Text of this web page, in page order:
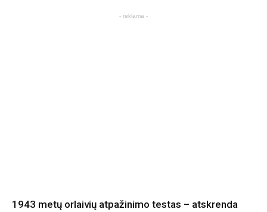
- reklama -
1943 metų orlaivių atpažinimo testas – atskrenda